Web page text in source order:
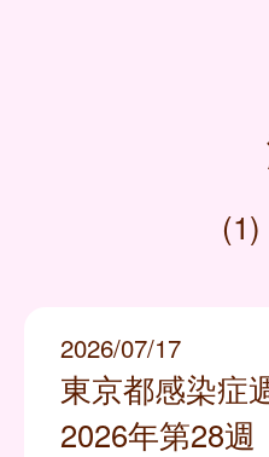
(1)
2026/07/17
東京都感染症
2026年第28週